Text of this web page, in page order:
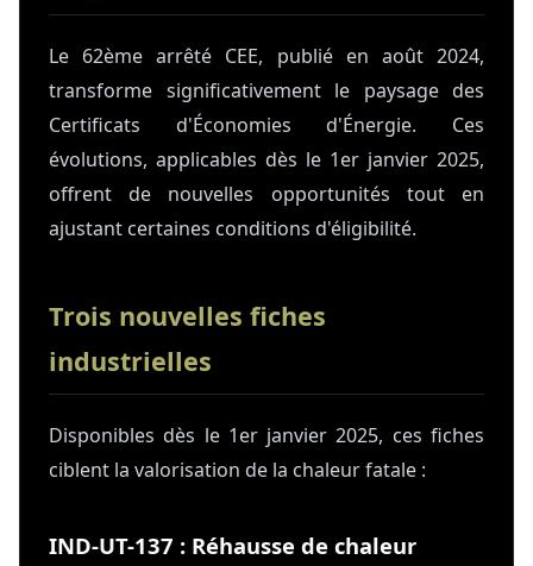
Le 62ème arrêté CEE, publié en août 2024,
transforme significativement le paysage des
Certificats d'Économies d'Énergie. Ces
évolutions, applicables dès le 1er janvier 2025,
offrent de nouvelles opportunités tout en
ajustant certaines conditions d'éligibilité.
Trois nouvelles fiches
industrielles
Disponibles dès le 1er janvier 2025, ces fiches
ciblent la valorisation de la chaleur fatale :
IND-UT-137 : Réhausse de chaleur